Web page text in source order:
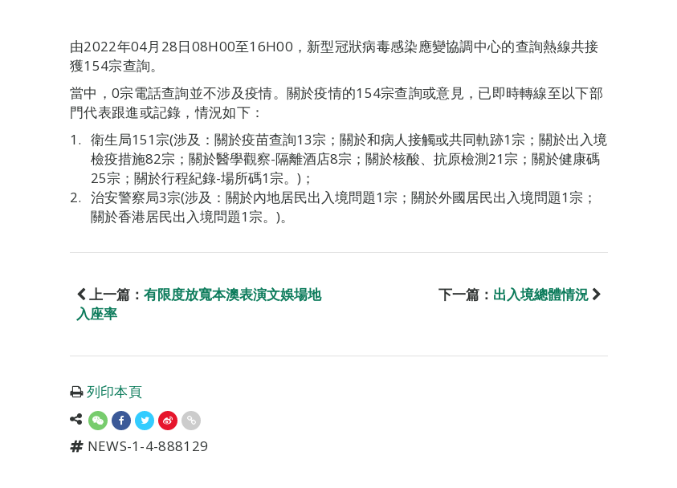
由2022年04月28日08H00至16H00，新型冠狀病毒感染應變協調中心的查詢熱線共接
獲154宗查詢。
當中，0宗電話查詢並不涉及疫情。關於疫情的154宗查詢或意見，已即時轉線至以下部
門代表跟進或記錄，情況如下：
衛生局151宗(涉及：關於疫苗查詢13宗；關於和病人接觸或共同軌跡1宗；關於出入境
檢疫措施82宗；關於醫學觀察-隔離酒店8宗；關於核酸、抗原檢測21宗；關於健康碼
25宗；關於行程紀錄-場所碼1宗。)；
治安警察局3宗(涉及：關於內地居民出入境問題1宗；關於外國居民出入境問題1宗；
關於香港居民出入境問題1宗。)。
上一篇： 有限度放寬本澳表演文娛場地
入座率
下一篇： 出入境總體情況
列印本頁
NEWS-1-4-888129